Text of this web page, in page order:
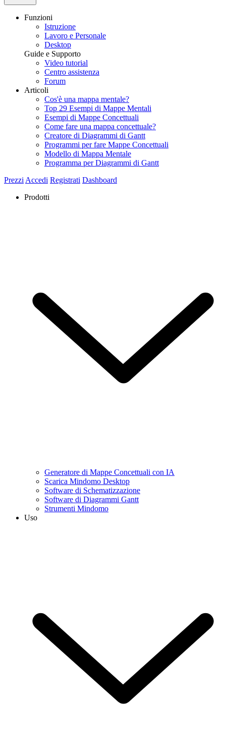
Funzioni
Istruzione
Lavoro e Personale
Desktop
Guide e Supporto
Video tutorial
Centro assistenza
Forum
Articoli
Cos'è una mappa mentale?
Top 29 Esempi di Mappe Mentali
Esempi di Mappe Concettuali
Come fare una mappa concettuale?
Creatore di Diagrammi di Gantt
Programmi per fare Mappe Concettuali
Modello di Mappa Mentale
Programma per Diagrammi di Gantt
Prezzi Accedi Registrati Dashboard
Prodotti
Generatore di Mappe Concettuali con IA
Scarica Mindomo Desktop
Software di Schematizzazione
Software di Diagrammi Gantt
Strumenti Mindomo
Uso